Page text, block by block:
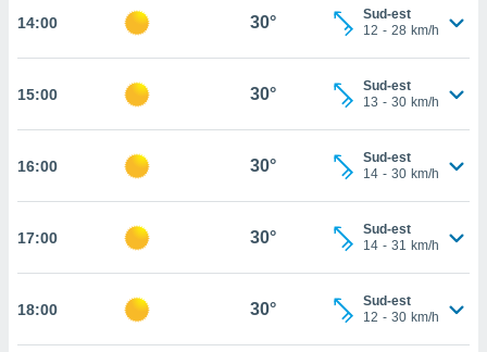
de
les
pas
14:00 30°
Sud-est
12 - 28 km/h
15:00 30°
Sud-est
13 - 30 km/h
16:00 30°
Sud-est
14 - 30 km/h
17:00 30°
Sud-est
14 - 31 km/h
18:00 30°
Sud-est
12 - 30 km/h